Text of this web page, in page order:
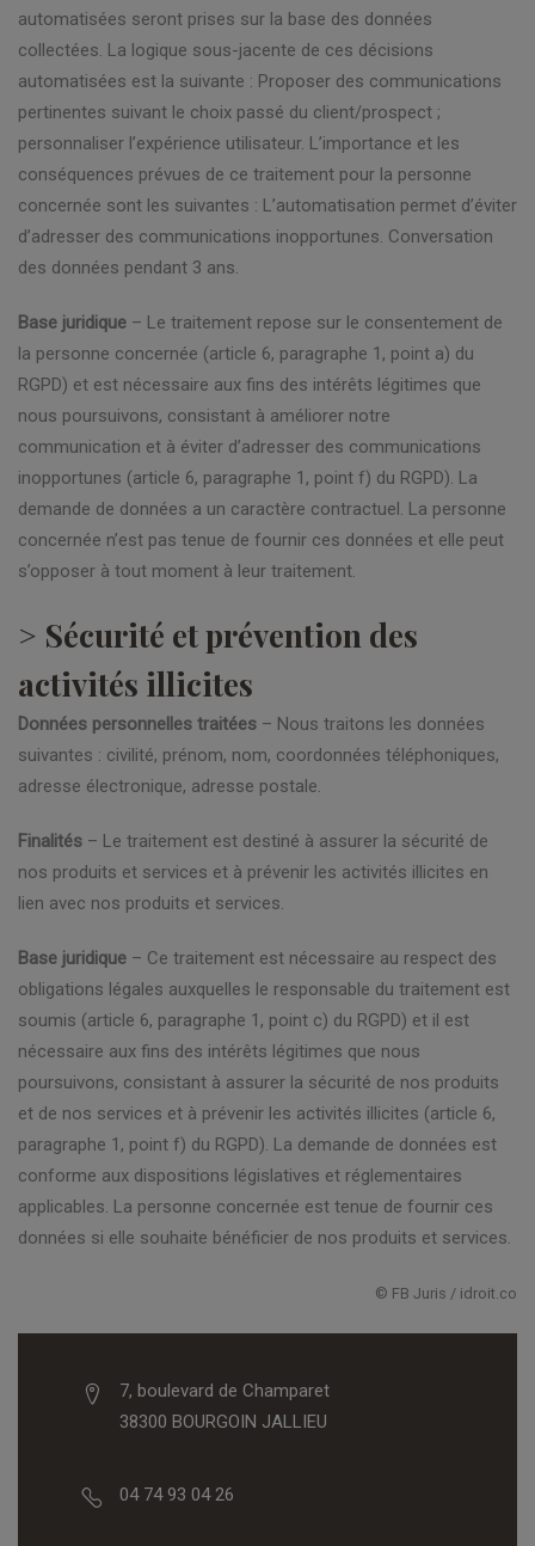
automatisées seront prises sur la base des données
collectées. La logique sous-jacente de ces décisions
automatisées est la suivante : Proposer des communications
pertinentes suivant le choix passé du client/prospect ;
personnaliser l’expérience utilisateur. L’importance et les
conséquences prévues de ce traitement pour la personne
concernée sont les suivantes : L’automatisation permet d’éviter
d’adresser des communications inopportunes. Conversation
des données pendant 3 ans.
Base juridique – Le traitement repose sur le consentement de
la personne concernée (article 6, paragraphe 1, point a) du
RGPD) et est nécessaire aux fins des intérêts légitimes que
nous poursuivons, consistant à améliorer notre
communication et à éviter d’adresser des communications
inopportunes (article 6, paragraphe 1, point f) du RGPD). La
demande de données a un caractère contractuel. La personne
concernée n’est pas tenue de fournir ces données et elle peut
s’opposer à tout moment à leur traitement.
> Sécurité et prévention des
activités illicites
Données personnelles traitées – Nous traitons les données
suivantes : civilité, prénom, nom, coordonnées téléphoniques,
adresse électronique, adresse postale.
Finalités – Le traitement est destiné à assurer la sécurité de
nos produits et services et à prévenir les activités illicites en
lien avec nos produits et services.
Base juridique – Ce traitement est nécessaire au respect des
obligations légales auxquelles le responsable du traitement est
soumis (article 6, paragraphe 1, point c) du RGPD) et il est
nécessaire aux fins des intérêts légitimes que nous
poursuivons, consistant à assurer la sécurité de nos produits
et de nos services et à prévenir les activités illicites (article 6,
paragraphe 1, point f) du RGPD). La demande de données est
conforme aux dispositions législatives et réglementaires
applicables. La personne concernée est tenue de fournir ces
données si elle souhaite bénéficier de nos produits et services.
© FB Juris / idroit.co
7, boulevard de Champaret
38300 BOURGOIN JALLIEU
04 74 93 04 26